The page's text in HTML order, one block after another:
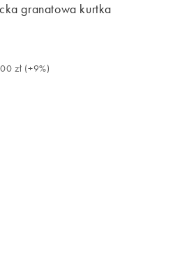
granatowa kurtka
od 30 dni 158,00 zł (+9%). Było
zł (+9%)